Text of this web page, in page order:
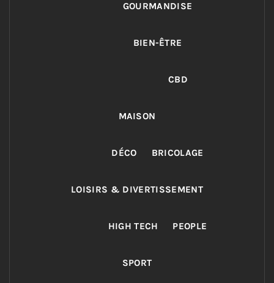
GOURMANDISE
BIEN-ÊTRE
CBD
MAISON
DÉCO BRICOLAGE
LOISIRS & DIVERTISSEMENT
HIGH TECH PEOPLE
SPORT